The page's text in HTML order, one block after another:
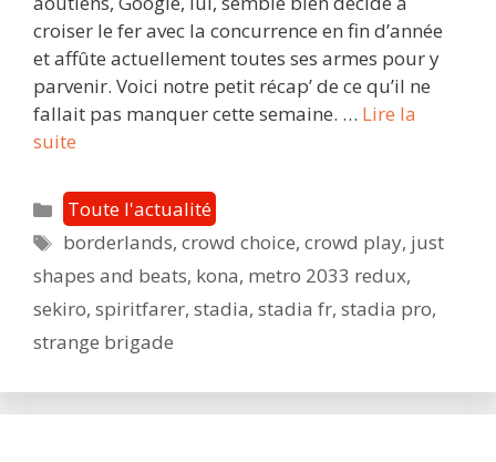
croiser le fer avec la concurrence en fin d’année
et affûte actuellement toutes ses armes pour y
parvenir. Voici notre petit récap’ de ce qu’il ne
fallait pas manquer cette semaine. … Lire la
suite
de
la
semaine
du
27
Juillet
au
2
août
Catégories
Toute l'actualité
Étiquettes
borderlands,crowd choice,crowd play, just
shapes and beats, kona, metro 2033 redux,
sekiro, spiritfarer, stadia, stadia fr, stadia pro,
strange brigade